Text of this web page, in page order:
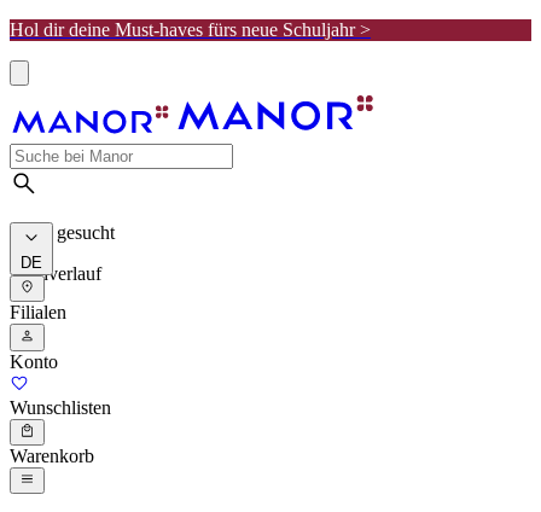
Hol dir deine Must-haves fürs neue Schuljahr >
Meist gesucht
Suchverlauf
DE
Filialen
Konto
Wunschlisten
Warenkorb